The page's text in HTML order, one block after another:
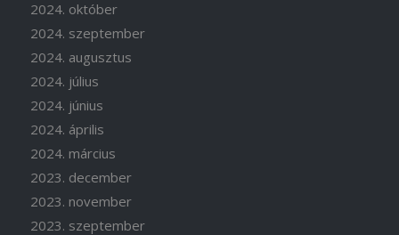
2024. október
2024. szeptember
2024. augusztus
2024. július
2024. június
2024. április
2024. március
2023. december
2023. november
2023. szeptember